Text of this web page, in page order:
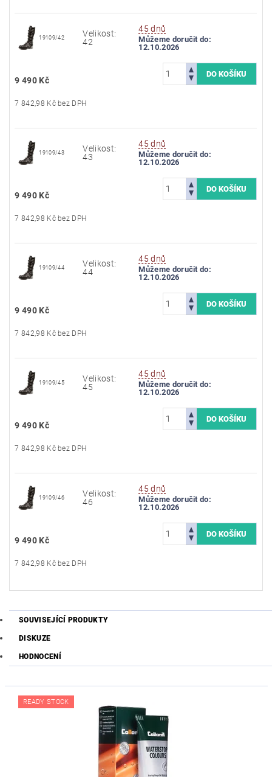
19109/42
Velikost:
42
45 dnů
Můžeme doručit do:
12.10.2026
9 490 Kč
7 842,98 Kč bez DPH
19109/43
Velikost:
43
45 dnů
Můžeme doručit do:
12.10.2026
9 490 Kč
7 842,98 Kč bez DPH
19109/44
Velikost:
44
45 dnů
Můžeme doručit do:
12.10.2026
9 490 Kč
7 842,98 Kč bez DPH
19109/45
Velikost:
45
45 dnů
Můžeme doručit do:
12.10.2026
9 490 Kč
7 842,98 Kč bez DPH
19109/46
Velikost:
46
45 dnů
Můžeme doručit do:
12.10.2026
9 490 Kč
7 842,98 Kč bez DPH
SOUVISEJÍCÍ PRODUKTY
DISKUZE
HODNOCENÍ
READY STOCK